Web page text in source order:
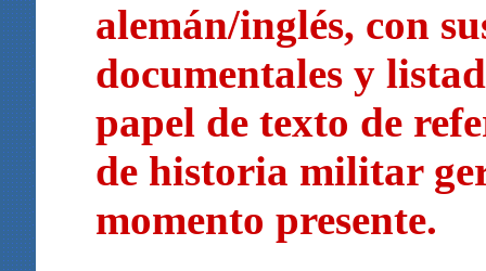
alemán/inglés, con
documentales y
papel de texto de
de historia militar
momento presente.